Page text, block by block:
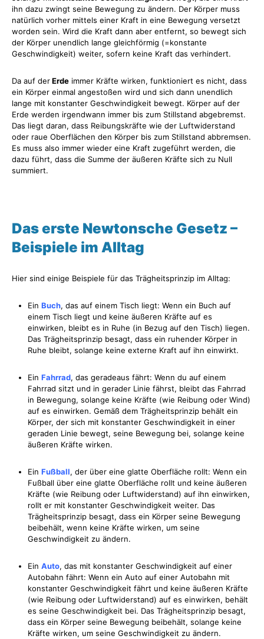
ihn dazu zwingt seine Bewegung zu ändern. Der Körper muss
natürlich vorher mittels einer Kraft in eine Bewegung versetzt
worden sein. Wird die Kraft dann aber entfernt, so bewegt sich
der Körper unendlich lange gleichförmig (=konstante
Geschwindigkeit) weiter, sofern keine Kraft das verhindert.
Da auf derErde immer Kräfte wirken, funktioniert es nicht, dass
ein Körper einmal angestoßen wird und sich dann unendlich
lange mit konstanter Geschwindigkeit bewegt. Körper auf der
Erde werden irgendwann immer bis zum Stillstand abgebremst.
Das liegt daran, dass Reibungskräfte wie der Luftwiderstand
oder raue Oberflächen den Körper bis zum Stillstand abbremsen.
Es muss also immer wieder eine Kraft zugeführt werden, die
dazu führt, dass die Summe der äußeren Kräfte sich zu Null
summiert.
Das erste Newtonsche Gesetz –
Beispiele im Alltag
Hier sind einige Beispiele für das Trägheitsprinzip im Alltag:
Ein Buch, das auf einem Tisch liegt: Wenn ein Buch auf
einem Tisch liegt und keine äußeren Kräfte auf es
einwirken, bleibt es in Ruhe (in Bezug auf den Tisch) liegen.
Das Trägheitsprinzip besagt, dass ein ruhender Körper in
Ruhe bleibt, solange keine externe Kraft auf ihn einwirkt.
Ein Fahrrad, das geradeaus fährt: Wenn du auf einem
Fahrrad sitzt und in gerader Linie fährst, bleibt das Fahrrad
in Bewegung, solange keine Kräfte (wie Reibung oder Wind)
auf es einwirken. Gemäß dem Trägheitsprinzip behält ein
Körper, der sich mit konstanter Geschwindigkeit in einer
geraden Linie bewegt, seine Bewegung bei, solange keine
äußeren Kräfte wirken.
Ein Fußball, der über eine glatte Oberfläche rollt: Wenn ein
Fußball über eine glatte Oberfläche rollt und keine äußeren
Kräfte (wie Reibung oder Luftwiderstand) auf ihn einwirken,
rollt er mit konstanter Geschwindigkeit weiter. Das
Trägheitsprinzip besagt, dass ein Körper seine Bewegung
beibehält, wenn keine Kräfte wirken, um seine
Geschwindigkeit zu ändern.
Ein Auto, das mit konstanter Geschwindigkeit auf einer
Autobahn fährt: Wenn ein Auto auf einer Autobahn mit
konstanter Geschwindigkeit fährt und keine äußeren Kräfte
(wie Reibung oder Luftwiderstand) auf es einwirken, behält
es seine Geschwindigkeit bei. Das Trägheitsprinzip besagt,
dass ein Körper seine Bewegung beibehält, solange keine
Kräfte wirken, um seine Geschwindigkeit zu ändern.